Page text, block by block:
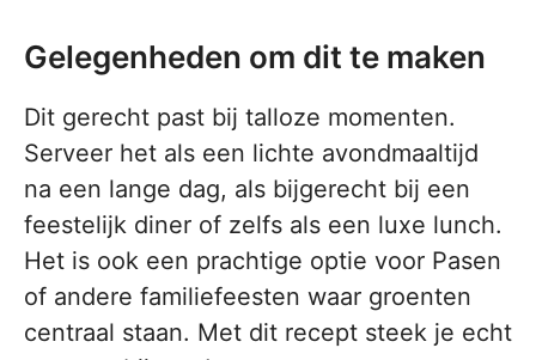
Gelegenheden om dit te maken
Dit gerecht past bij talloze momenten.
Serveer het als een lichte avondmaaltijd
na een lange dag, als bijgerecht bij een
feestelijk diner of zelfs als een luxe lunch.
Het is ook een prachtige optie voor Pasen
of andere familiefeesten waar groenten
centraal staan. Met dit recept steek je echt